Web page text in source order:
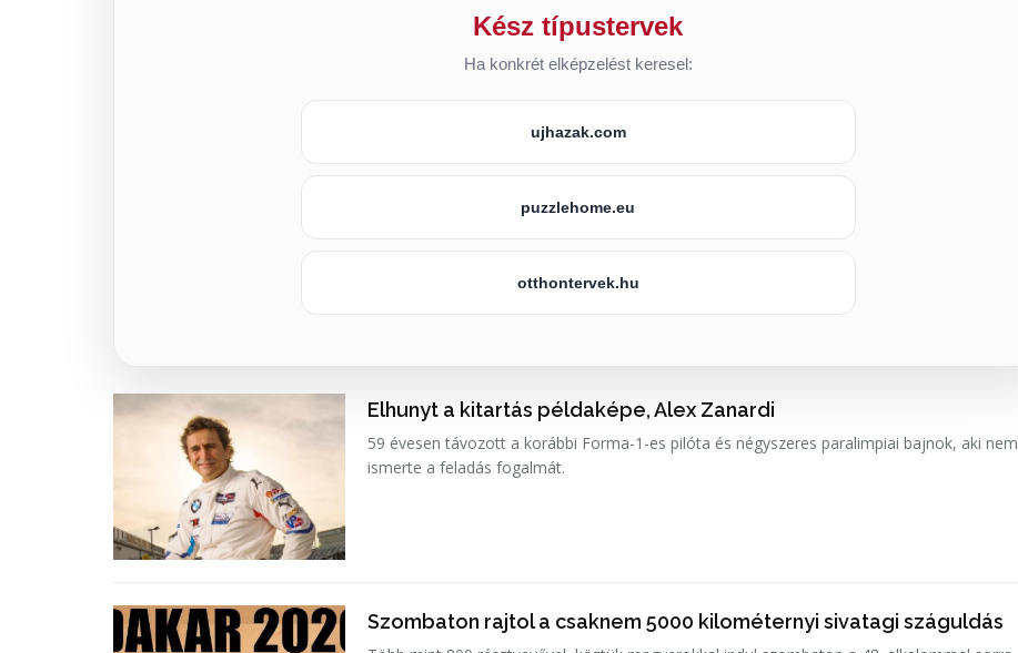
Kész típustervek
Ha konkrét elképzelést keresel:
ujhazak.com
puzzlehome.eu
otthontervek.hu
Elhunyt a kitartás példaképe, Alex Zanardi
59 évesen távozott a korábbi Forma-1-es pilóta és négyszeres paralimpiai bajnok, aki nem
ismerte a feladás fogalmát.
Szombaton rajtol a csaknem 5000 kilométernyi sivatagi száguldás